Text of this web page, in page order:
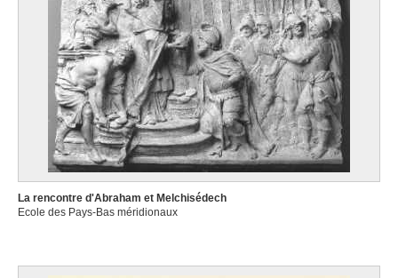
La rencontre d'Abraham et Melchisédech
Ecole des Pays-Bas méridionaux